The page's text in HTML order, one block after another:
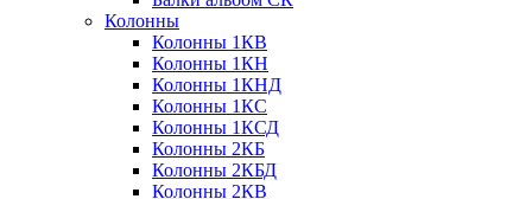
Колонны
Колонны 1КВ
Колонны 1КН
Колонны 1КНД
Колонны 1КС
Колонны 1КСД
Колонны 2КБ
Колонны 2КБД
Колонны 2КВ